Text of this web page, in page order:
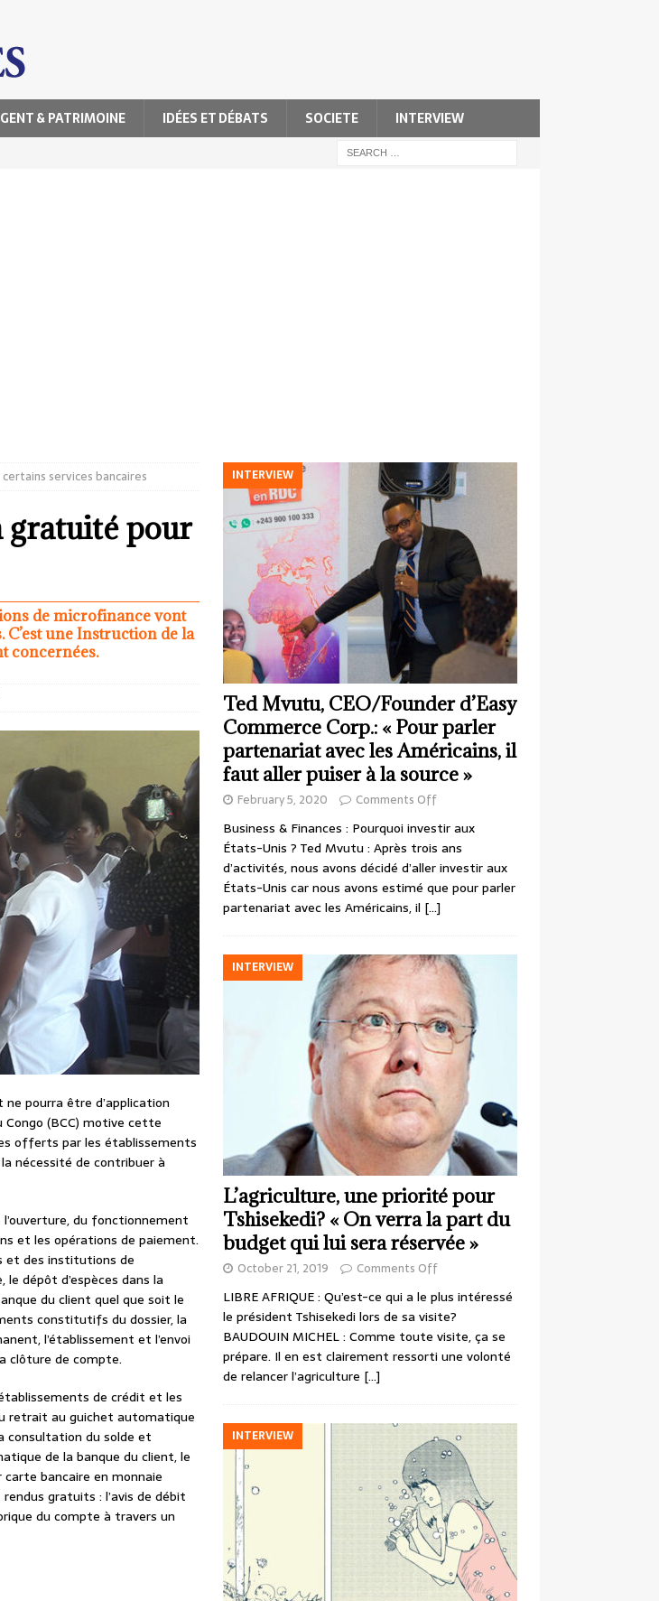
& PATRIMOINE IDÉES ET DÉBATS SOCIETE INTERVIEW
services bancaires
gratuité pour
de microfinance vont
une Instruction de la
concernées.
ne pourra être d’application
(BCC) motive cette
offerts par les établissements
nécessité de contribuer à
du fonctionnement
et les opérations de paiement.
et des institutions de
dépôt d’espèces dans la
du client quel que soit le
constitutifs du dossier, la
l’établissement et l’envoi
clôture de compte.
de crédit et les
retrait au guichet automatique
consultation du solde et
de la banque du client, le
bancaire en monnaie
gratuits : l’avis de débit
du compte à travers un
INTERVIEW
Ted Mvutu, CEO/Founder d’Easy
Commerce Corp.: « Pour parler
partenariat avec les Américains, il
faut aller puiser à la source »
February 5, 2020 Comments Off
Business & Finances : Pourquoi investir aux
États-Unis ? Ted Mvutu : Après trois ans
d’activités, nous avons décidé d’aller investir aux
États-Unis car nous avons estimé que pour parler
partenariat avec les Américains, il […]
INTERVIEW
L’agriculture, une priorité pour
Tshisekedi? « On verra la part du
budget qui lui sera réservée »
October 21, 2019 Comments Off
LIBRE AFRIQUE : Qu’est-ce qui a le plus intéressé
le président Tshisekedi lors de sa visite?
BAUDOUIN MICHEL : Comme toute visite, ça se
prépare. Il en est clairement ressorti une volonté
de relancer l’agriculture […]
INTERVIEW